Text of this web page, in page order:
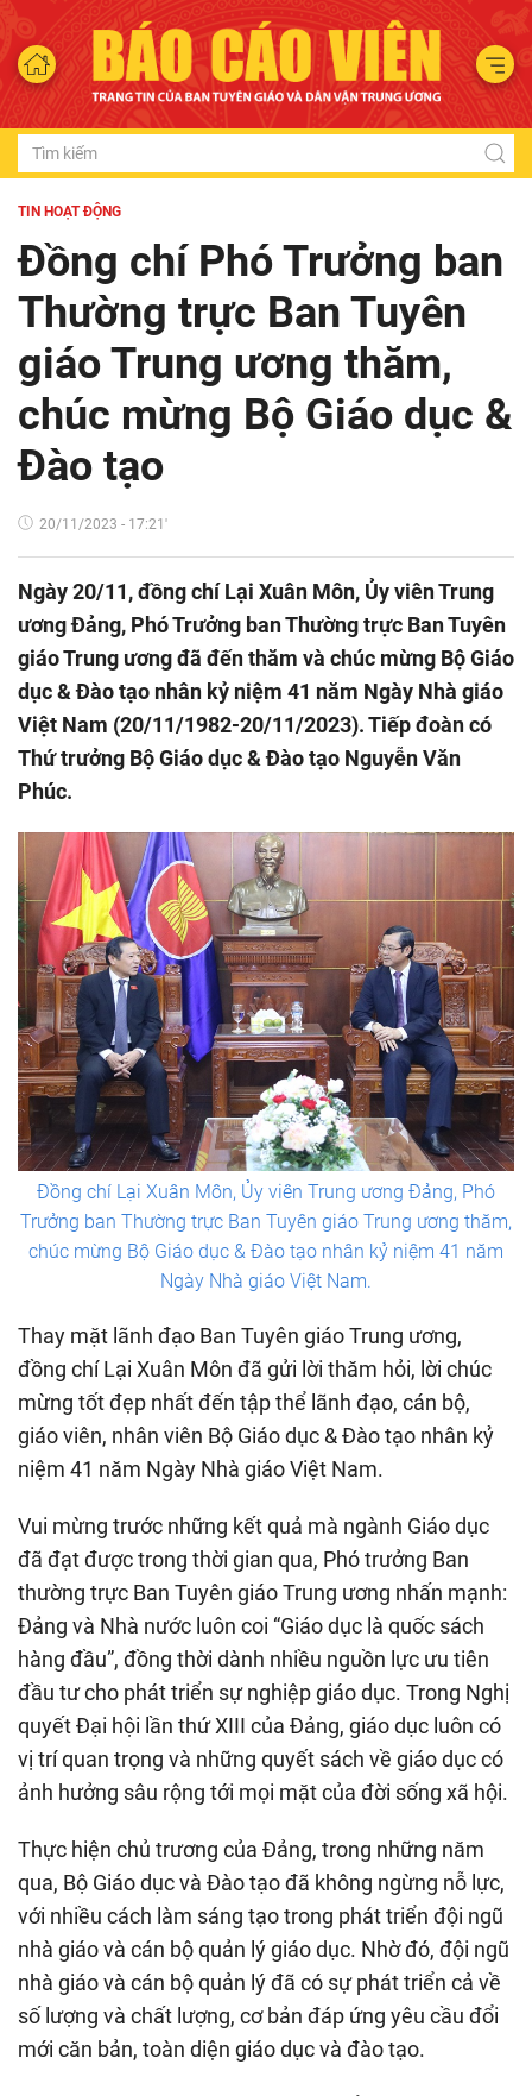
TIN HOẠT ĐỘNG
Đồng chí Phó Trưởng ban
Thường trực Ban Tuyên
giáo Trung ương thăm,
chúc mừng Bộ Giáo dục &
Đào tạo
20/11/2023 - 17:21'
Ngày 20/11, đồng chí Lại Xuân Môn, Ủy viên Trung
ương Đảng, Phó Trưởng ban Thường trực Ban Tuyên
giáo Trung ương đã đến thăm và chúc mừng Bộ Giáo
dục & Đào tạo nhân kỷ niệm 41 năm Ngày Nhà giáo
Việt Nam (20/11/1982-20/11/2023). Tiếp đoàn có
Thứ trưởng Bộ Giáo dục & Đào tạo Nguyễn Văn
Phúc.
Đồng chí Lại Xuân Môn, Ủy viên Trung ương Đảng, Phó
Trưởng ban Thường trực Ban Tuyên giáo Trung ương thăm,
chúc mừng Bộ Giáo dục & Đào tạo nhân kỷ niệm 41 năm
Ngày Nhà giáo Việt Nam.
Thay mặt lãnh đạo Ban Tuyên giáo Trung ương,
đồng chí Lại Xuân Môn đã gửi lời thăm hỏi, lời chúc
mừng tốt đẹp nhất đến tập thể lãnh đạo, cán bộ,
giáo viên, nhân viên Bộ Giáo dục & Đào tạo nhân kỷ
niệm 41 năm Ngày Nhà giáo Việt Nam.
Vui mừng trước những kết quả mà ngành Giáo dục
đã đạt được trong thời gian qua, Phó trưởng Ban
thường trực Ban Tuyên giáo Trung ương nhấn mạnh:
Đảng và Nhà nước luôn coi “Giáo dục là quốc sách
hàng đầu”, đồng thời dành nhiều nguồn lực ưu tiên
đầu tư cho phát triển sự nghiệp giáo dục. Trong Nghị
quyết Đại hội lần thứ XIII của Đảng, giáo dục luôn có
vị trí quan trọng và những quyết sách về giáo dục có
ảnh hưởng sâu rộng tới mọi mặt của đời sống xã hội.
Thực hiện chủ trương của Đảng, trong những năm
qua, Bộ Giáo dục và Đào tạo đã không ngừng nỗ lực,
với nhiều cách làm sáng tạo trong phát triển đội ngũ
nhà giáo và cán bộ quản lý giáo dục. Nhờ đó, đội ngũ
nhà giáo và cán bộ quản lý đã có sự phát triển cả về
số lượng và chất lượng, cơ bản đáp ứng yêu cầu đổi
mới căn bản, toàn diện giáo dục và đào tạo.